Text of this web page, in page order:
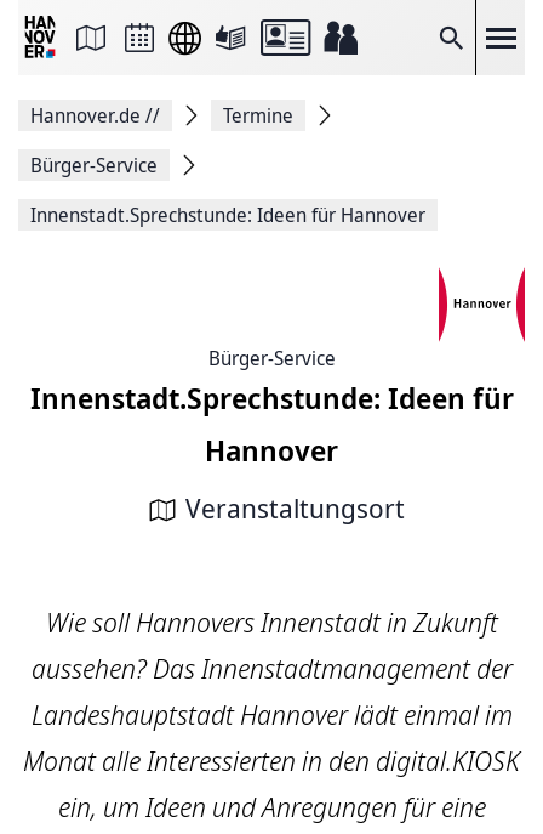
Suche
Seite
Facebook
teilen
Seitenlink
Hannover.de //
Termine
Bürger-Service
Innen­stadt.Sprech­stunde: Ideen für Hannover
Bürger-Service
Innen­stadt.Sprech­stunde: Ideen für
Hannover
Veranstaltungsort
Wie soll Hannovers Innenstadt in Zukunft
aussehen? Das Innenstadtmanagement der
Landeshauptstadt Hannover lädt einmal im
Monat alle Interessierten in den digital.KIOSK
ein, um Ideen und Anregungen für eine